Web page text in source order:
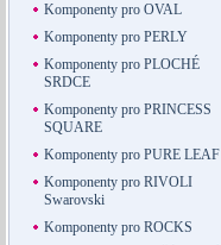
Komponenty pro OVAL
Komponenty pro PERLY
Komponenty pro PLOCHÉ
SRDCE
Komponenty pro PRINCESS
SQUARE
Komponenty pro PURE LEAF
Komponenty pro RIVOLI
Swarovski
Komponenty pro ROCKS